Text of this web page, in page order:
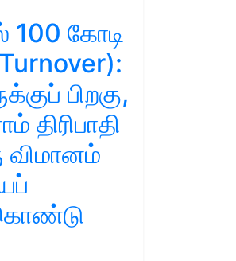
100 கோடி
பிறகு,
திரிபாதி
விமானம்
கொண்டு